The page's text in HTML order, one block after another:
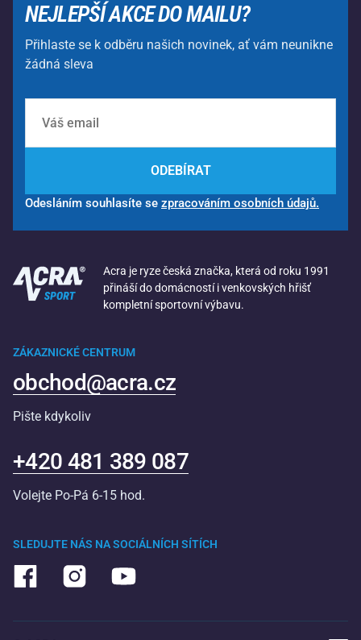
NEJLEPŠÍ AKCE DO MAILU?
Přihlaste se k odběru našich novinek, ať vám neunikne
žádná sleva
ODEBÍRAT
Odesláním souhlasíte se zpracováním osobních údajů.
Acra je ryze česká značka, která od roku 1991
přináší do domácností i venkovských hřišť
kompletní sportovní výbavu.
SLEDUJTE NÁS NA SOCIÁLNÍCH SÍTÍCH
ZÁKAZNICKÉ CENTRUM
obchod@acra.cz
Pište kdykoliv
+420 481 389 087
Volejte Po-Pá 6-15 hod.